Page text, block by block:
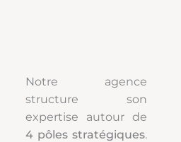
Notre agence
structure son
expertise autour de
4 pôles stratégiques.